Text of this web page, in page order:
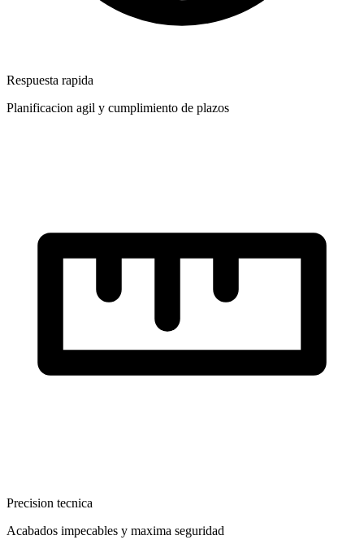
Respuesta rapida
Planificacion agil y cumplimiento de plazos
Precision tecnica
Acabados impecables y maxima seguridad